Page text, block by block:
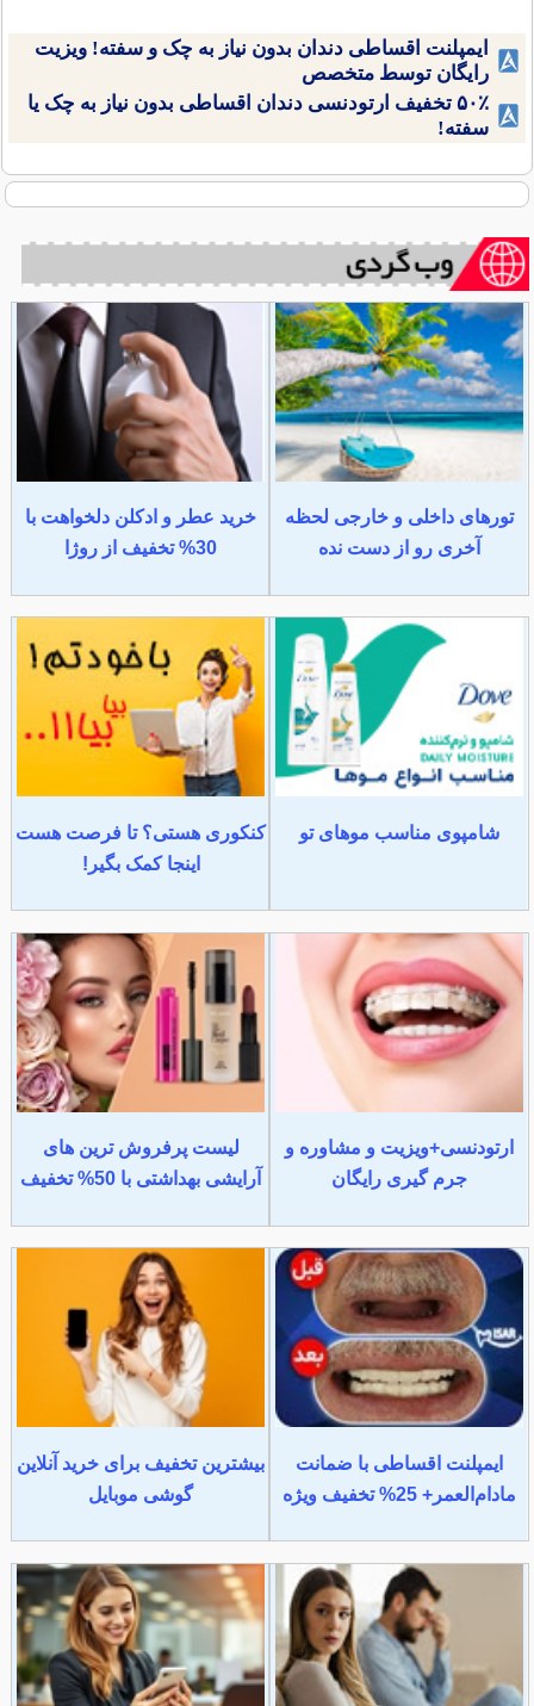
ایمپلنت اقساطی دندان بدون نیاز به چک و سفته! ویزیت
رایگان توسط متخصص
۵۰٪ تخفیف ارتودنسی دندان اقساطی بدون نیاز به چک یا
سفته!
تورهای داخلی و خارجی لحظه
آخری رو از دست نده
خرید عطر و ادکلن دلخواهت با
30% تخفیف از روژا
شامپوی مناسب موهای تو
کنکوری هستی؟ تا فرصت هست
اینجا کمک بگیر!
ارتودنسی+ویزیت و مشاوره و
جرم گیری رایگان
لیست پرفروش ترین های
آرایشی بهداشتی با 50% تخفیف
ایمپلنت اقساطی با ضمانت
مادام‌العمر+ 25% تخفیف ویژه
بیشترین تخفیف برای خرید آنلاین
گوشی موبایل